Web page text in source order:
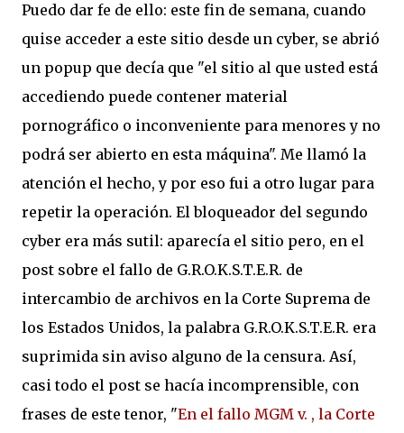
Puedo dar fe de ello: este fin de semana, cuando
quise acceder a este sitio desde un cyber, se abrió
un popup que decía que "el sitio al que usted está
accediendo puede contener material
pornográfico o inconveniente para menores y no
podrá ser abierto en esta máquina". Me llamó la
atención el hecho, y por eso fui a otro lugar para
repetir la operación. El bloqueador del segundo
cyber era más sutil: aparecía el sitio pero, en el
post sobre el fallo de G.R.O.K.S.T.E.R. de
intercambio de archivos en la Corte Suprema de
los Estados Unidos, la palabra G.R.O.K.S.T.E.R. era
suprimida sin aviso alguno de la censura. Así,
casi todo el post se hacía incomprensible, con
frases de este tenor, "En el fallo MGM v. , la Corte